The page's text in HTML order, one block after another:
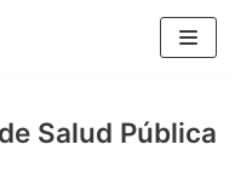
Salud Pública